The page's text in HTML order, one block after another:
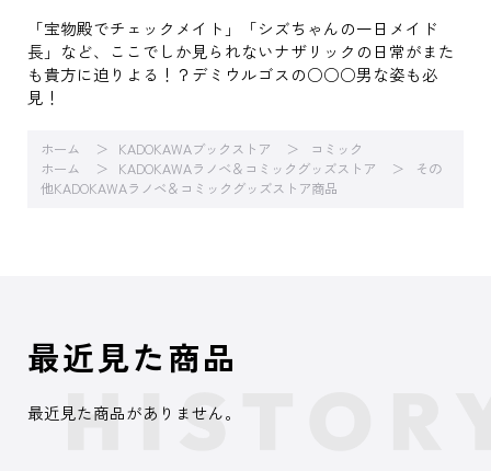
「宝物殿でチェックメイト」「シズちゃんの一日メイド
長」など、ここでしか見られないナザリックの日常がまた
も貴方に迫りよる！？デミウルゴスの○○○男な姿も必
見！
ホーム KADOKAWAブックストア
コミック
ホーム
KADOKAWAラノベ＆コミックグッズストア
その
他KADOKAWAラノベ＆コミックグッズストア商品
最近見た商品
最近見た商品がありません。